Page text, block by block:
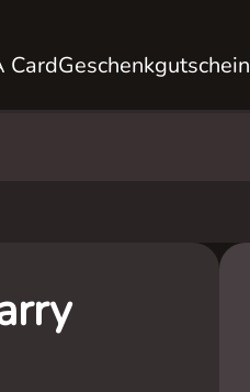
CardGeschenkgutschein